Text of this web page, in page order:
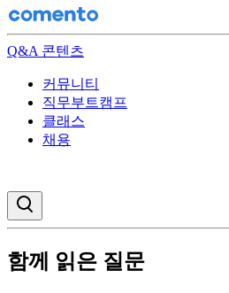
Q&A 콘텐츠
커뮤니티
직무부트캠프
클래스
채용
함께 읽은 질문